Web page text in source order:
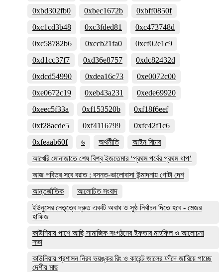
0xbd302fb0
0xbec1672b
0xbff0850f
0xc1cd3b48
0xc3fded81
0xc473748d
0xc58782b6
0xccb21fa0
0xcf02e1c9
0xd1cc37f7
0xd36e8757
0xdc82432d
0xdcd54990
0xdea16c73
0xe0072c00
0xe0672c19
0xeb43a231
0xede69920
0xeec5f33a
0xf153520b
0xf18f6eef
0xf28acde5
0xf4116799
0xfc42f1c6
0xfeaab60f
৬ অর্থনীতি
আইন বিচার
আখেরি মোনাজাতে শেষ বিশ্ব ইজতেমার ‘প্রথম পর্বের প্রথম ধাপ’
আজ পবিত্র সবে বরাত : বসন্ত-ভালোবাসা উন্মাদনায় গোটা দেশ
আন্তর্জাতিক
আলোচিত সংবাদ
ইউনুসের নেতৃত্বে দ্রুত একটি অবাধ ও সুষ্ঠ নির্বাচন দিতে হবে - মেজর
হাফিজ
কাউনিয়ায় পাশে আছি সামাজিক সংগঠনের ইফতার মাহফিল ও আলোচনা
সভা
কাউনিয়ায় প্রশাসন নিরব ভয়ঙ্কর রিং ও কারেন্ট জালের ফাঁদে জারিয়ে পাচ্ছে
দেশীয় মাছ